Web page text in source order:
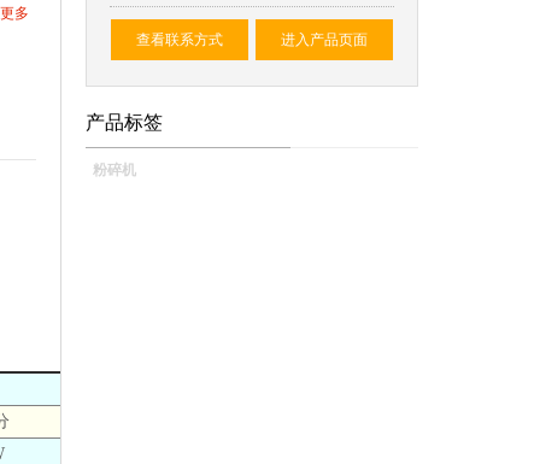
更多
查看联系方式 进入产品页面
产品标签
粉碎机